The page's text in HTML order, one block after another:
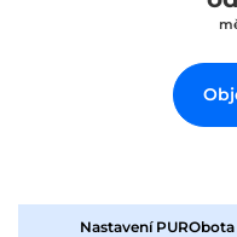
Nastavení